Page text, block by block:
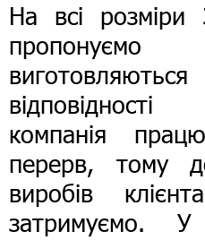
На всі
компанія
перерв, тому
виробів
затримуємо. У